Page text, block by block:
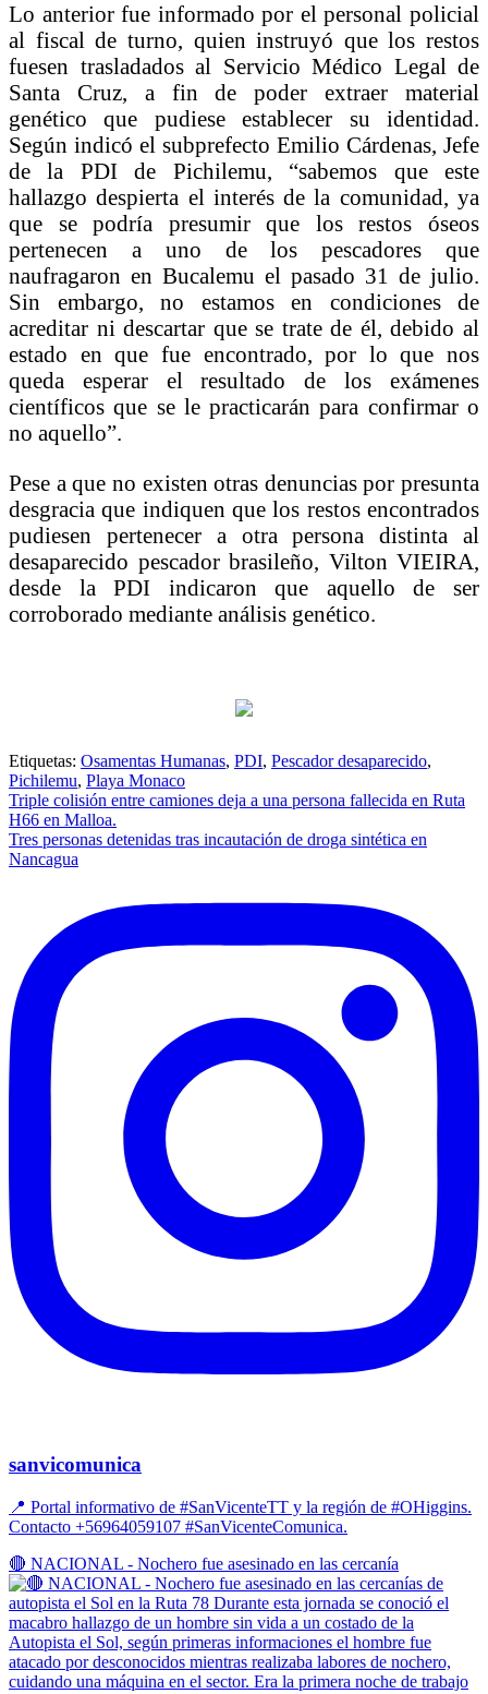
Lo anterior fue informado por el personal policial
al fiscal de turno, quien instruyó que los restos
fuesen trasladados al Servicio Médico Legal de
Santa Cruz, a fin de poder extraer material
genético que pudiese establecer su identidad.
Según indicó el subprefecto Emilio Cárdenas, Jefe
de la PDI de Pichilemu, “sabemos que este
hallazgo despierta el interés de la comunidad, ya
que se podría presumir que los restos óseos
pertenecen a uno de los pescadores que
naufragaron en Bucalemu el pasado 31 de julio.
Sin embargo, no estamos en condiciones de
acreditar ni descartar que se trate de él, debido al
estado en que fue encontrado, por lo que nos
queda esperar el resultado de los exámenes
científicos que se le practicarán para confirmar o
no aquello”.
Pese a que no existen otras denuncias por presunta
desgracia que indiquen que los restos encontrados
pudiesen pertenecer a otra persona distinta al
desaparecido pescador brasileño, Vilton VIEIRA,
desde la PDI indicaron que aquello de ser
corroborado mediante análisis genético.
Etiquetas: Osamentas Humanas, PDI, Pescador desaparecido,
Pichilemu, Playa Monaco
Navegación
de
entradas
Triple colisión entre camiones deja a una persona fallecida en Ruta
H66 en Malloa.
Tres personas detenidas tras incautación de droga sintética en
Nancagua
sanvicomunica
📍 Portal informativo de #SanVicenteTT y la región de #OHiggins.
Contacto +56964059107 #SanVicenteComunica.
🔴 NACIONAL - Nochero fue asesinado en las cercanía